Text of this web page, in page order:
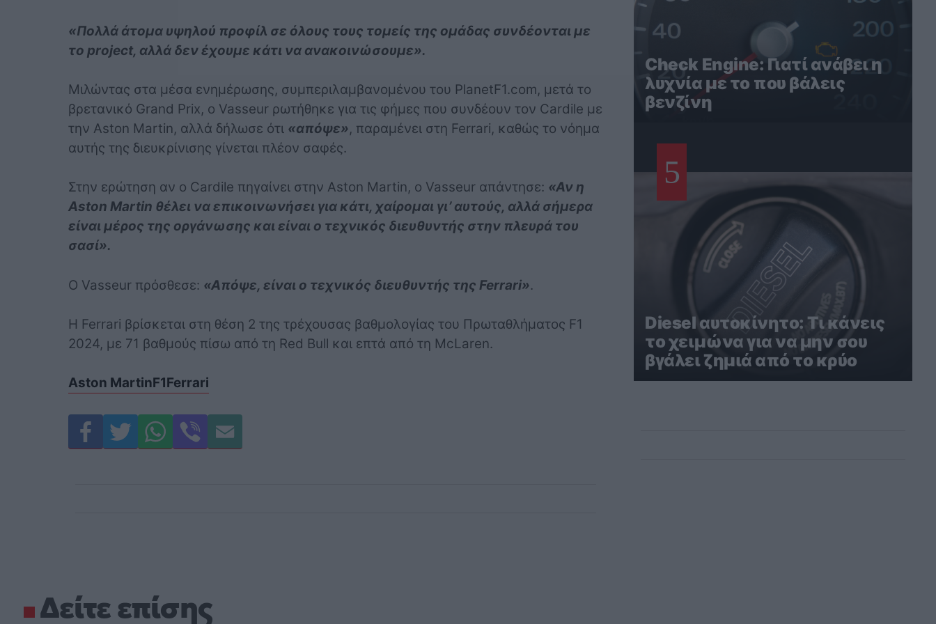
«Πολλά άτομα υψηλού προφίλ σε όλους τους τομείς της ομάδας συνδέονται με
το project, αλλά δεν έχουμε κάτι να ανακοινώσουμε».
Μιλώντας στα μέσα ενημέρωσης, συμπεριλαμβανομένου του PlanetF1.com, μετά το
βρετανικό Grand Prix, ο Vasseur ρωτήθηκε για τις φήμες που συνδέουν τον Cardile με
την Aston Martin, αλλά δήλωσε ότι «απόψε», παραμένει στη Ferrari, καθώς το νόημα
αυτής της διευκρίνισης γίνεται πλέον σαφές.
Στην ερώτηση αν ο Cardile πηγαίνει στην Aston Martin, ο Vasseur απάντησε: «Αν η
Aston Martin θέλει να επικοινωνήσει για κάτι, χαίρομαι γι’ αυτούς, αλλά σήμερα
είναι μέρος της οργάνωσης και είναι ο τεχνικός διευθυντής στην πλευρά του
σασί».
Ο Vasseur πρόσθεσε: «Απόψε, είναι ο τεχνικός διευθυντής της Ferrari».
Η Ferrari βρίσκεται στη θέση 2 της τρέχουσας βαθμολογίας του Πρωταθλήματος F1
2024, με 71 βαθμούς πίσω από τη Red Bull και επτά από τη McLaren.
Aston MartinF1Ferrari
Δείτε επίσης
Check Engine: Γιατί ανάβει η
λυχνία με το που βάλεις
βενζίνη
5
Diesel αυτοκίνητο: Τι κάνεις
το χειμώνα για να μην σου
βγάλει ζημιά από το κρύο